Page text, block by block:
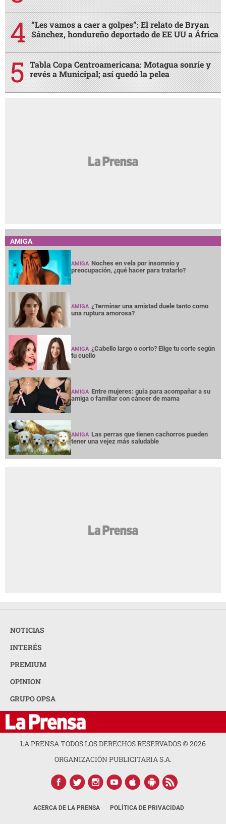
“Les vamos a caer a golpes”: El relato de Bryan
Sánchez, hondureño deportado de EE UU a África
Tabla Copa Centroamericana: Motagua sonríe y
revés a Municipal; así quedó la pelea
AMIGA
AMIGA Noches en vela por insomnio y
preocupación, ¿qué hacer para tratarlo?
AMIGA ¿Terminar una amistad duele tanto como
una ruptura amorosa?
AMIGA ¿Cabello largo o corto? Elige tu corte según
tu cuello
AMIGA Entre mujeres: guía para acompañar a su
amiga o familiar con cáncer de mama
AMIGA Las perras que tienen cachorros pueden
tener una vejez más saludable
NOTICIAS
INTERÉS
PREMIUM
OPINION
GRUPO OPSA
LA PRENSA TODOS LOS DERECHOS RESERVADOS ©2026
ORGANIZACIÓN PUBLICITARIA S.A.
ACERCA DE LA PRENSA POLÍTICA DE PRIVACIDAD